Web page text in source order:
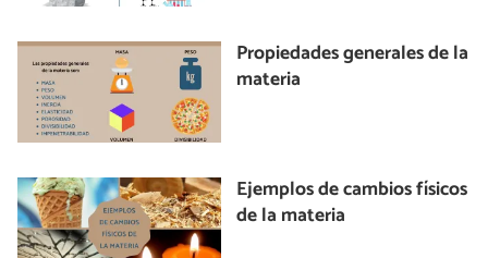
Propiedades generales de la
materia
Ejemplos de cambios físicos
de la materia